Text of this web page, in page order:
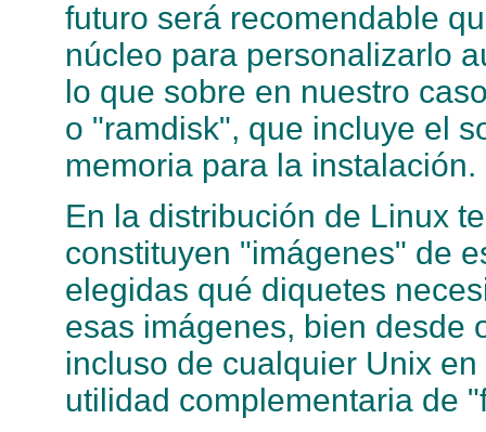
futuro será recomendable
núcleo para personalizarlo
lo que sobre en nuestro
o "ramdisk", que incluye el
memoria para la instalación.
En la distribución de Linux
constituyen "imágenes" de
elegidas qué diquetes
esas imágenes, bien desde
incluso de cualquier Unix
utilidad complementaria de